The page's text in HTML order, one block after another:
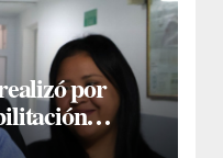
por
conducción